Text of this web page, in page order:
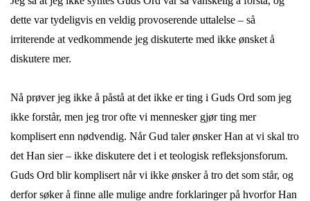
dette var tydeligvis en veldig provoserende uttalelse – så
irriterende at vedkommende jeg diskuterte med ikke ønsket å
diskutere mer.
Nå prøver jeg ikke å påstå at det ikke er ting i Guds Ord som jeg
ikke forstår, men jeg tror ofte vi mennesker gjør ting mer
komplisert enn nødvendig. Når Gud taler ønsker Han at vi skal tro
det Han sier – ikke diskutere det i et teologisk refleksjonsforum.
Guds Ord blir komplisert når vi ikke ønsker å tro det som står, og
derfor søker å finne alle mulige andre forklaringer på hvorfor Han